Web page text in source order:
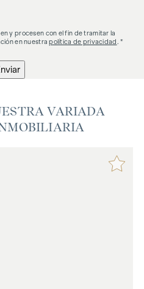
y procesen con el fin de tramitar la
en nuestrapolítica de privacidad . *
VARIADA